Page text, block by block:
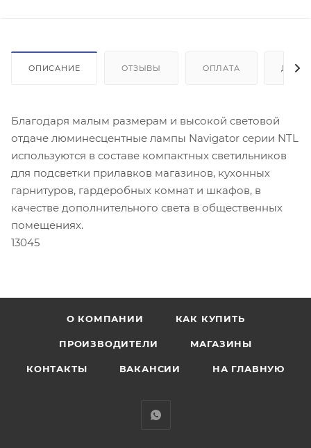
ОПИСАНИЕ ОТЗЫВЫ ОПЛАТА
Благодаря малым размерам и высокой световой
отдаче люминесцентные лампы Navigator серии NTL
используются в составе компактных светильников
для подсветки прилавков магазинов, кухонных
гарнитуров, гардеробных комнат и шкафов, в
качестве дополнительного света в общественных
помещениях.
13045
О КОМПАНИИ КАК КУПИТЬ
ПРОИЗВОДИТЕЛИ МАГАЗИНЫ
КОНТАКТЫ ВАКАНСИИ НА ГЛАВНУЮ